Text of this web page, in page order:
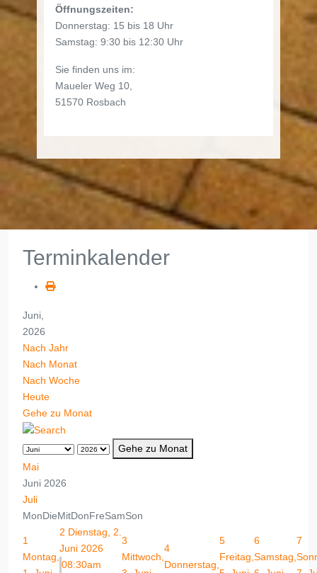
Öffnungszeiten:
Donnerstag: 15 bis 18 Uhr
Samstag: 9:30 bis 12:30 Uhr
Sie finden uns im:
Maueler Weg 10,
51570 Rosbach
Terminkalender
Juni,
2026
Nach Jahr
Nach Monat
Nach Woche
Heute
Gehe zu Monat
Gehe zu Monat
Mai
Juni 2026
Juli
MonDieMitDonFreSamSon
1
Montag,
2 Dienstag, 2.
Juni 2026
08:30am
3
Mittwoch,
4
Donnerstag,
5
Freitag,
6
Samstag,
7